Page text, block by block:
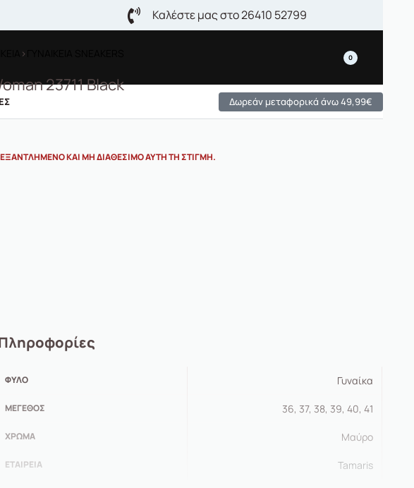
Καλέστε μας στο 26410 52799
0
Δωρεάν μεταφορικά άνω 49,99€
›
23711 Black
ΚΑΙ ΜΗ ΔΙΑΘΈΣΙΜΟ ΑΥΤΉ ΤΗ ΣΤΙΓΜΉ.
ΦΎΛΟ Γυναίκα
ΜΈΓΕΘΟΣ 36, 37, 38, 39, 40, 41
ΧΡΏΜΑ Μαύρο
ΕΤΑΙΡΕΊΑ Tamaris